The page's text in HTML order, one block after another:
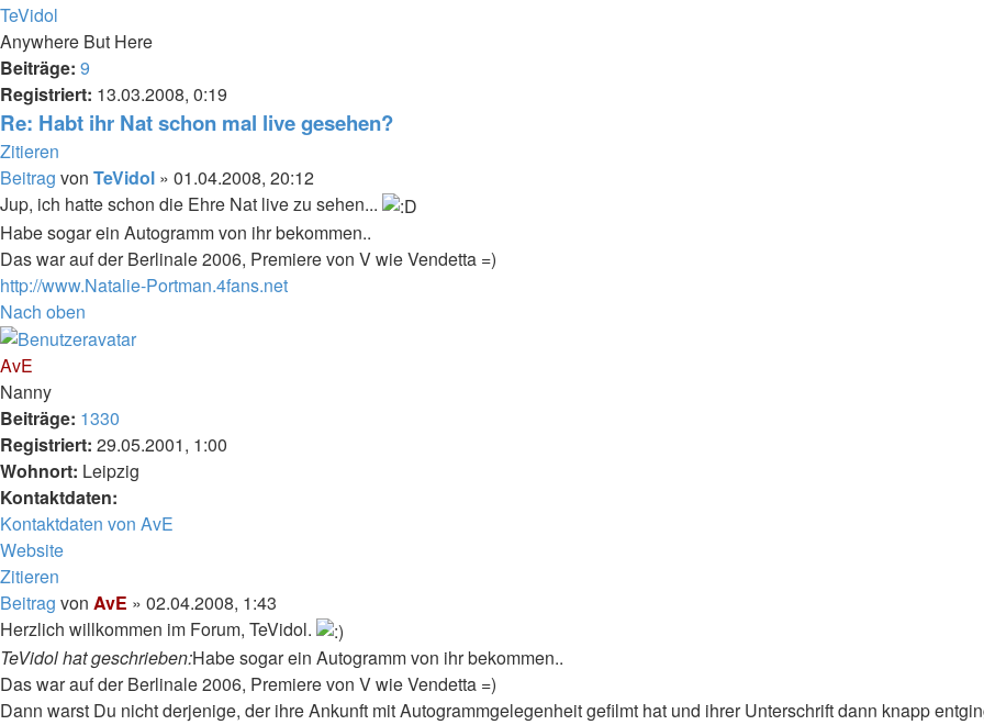
TeVidol
Anywhere But Here
Beiträge: 9
Registriert: 13.03.2008, 0:19
Re: Habt ihr Nat schon mal live gesehen?
Zitieren
Beitrag von TeVidol » 01.04.2008, 20:12
Jup, ich hatte schon die Ehre Nat live zu sehen...
Habe sogar ein Autogramm von ihr bekommen..
Das war auf der Berlinale 2006, Premiere von V wie Vendetta =)
http://www.Natalie-Portman.4fans.net
Nach oben
AvE
Nanny
Beiträge: 1330
Registriert: 29.05.2001, 1:00
Wohnort: Leipzig
Kontaktdaten:
Kontaktdaten von AvE
Website
Zitieren
Beitrag von AvE » 02.04.2008, 1:43
Herzlich willkommen im Forum, TeVidol.
TeVidol hat geschrieben:Habe sogar ein Autogramm von ihr bekommen..
Das war auf der Berlinale 2006, Premiere von V wie Vendetta =)
Dann warst Du nicht derjenige, der ihre Ankunft mit Autogrammgelegenheit gefilmt hat und ihrer Unterschrift dann knapp